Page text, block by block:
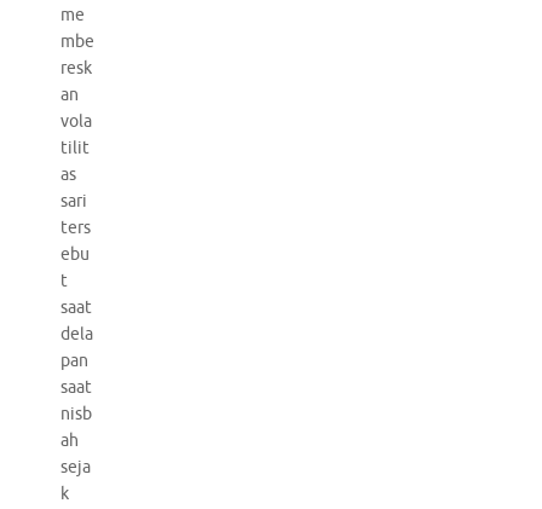
me
mbe
resk
an
vola
tilit
as
sari
ters
ebu
t
saat
dela
pan
saat
nisb
ah
seja
k